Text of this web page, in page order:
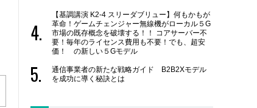
【基調講演 K2-4 スリーダブリュー】何もかもが
革命！ゲームチェンジャー無線機がローカル５G
市場の既存概念を破壊する！！ コアサーバー不
要！毎年のライセンス費用も不要！でも、超安
価！ の新しい５Gモデル
通信事業者の新たな戦略ガイド B2B2Xモデル
を成功に導く秘訣とは